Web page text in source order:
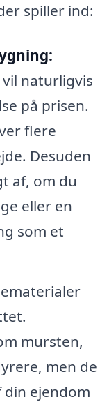
spiller ind:
naturligvis
på prisen.
flere
Desuden
af, om du
eller en
som et
mursten,
men de
ejendom